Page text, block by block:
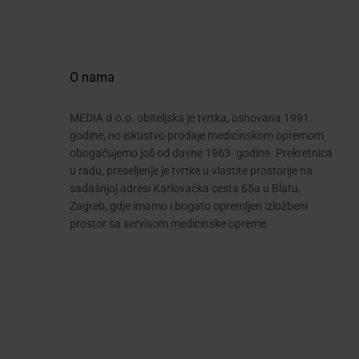
O nama
MEDIA d.o.o. obiteljska je tvrtka, osnovana 1991.
godine, no iskustvo prodaje medicinskom opremom
obogaćujemo još od davne 1963. godine. Prekretnica
u radu, preseljenje je tvrtke u vlastite prostorije na
sadašnjoj adresi Karlovačka cesta 65a u Blatu,
Zagreb, gdje imamo i bogato opremljen izložbeni
prostor sa servisom medicinske opreme.